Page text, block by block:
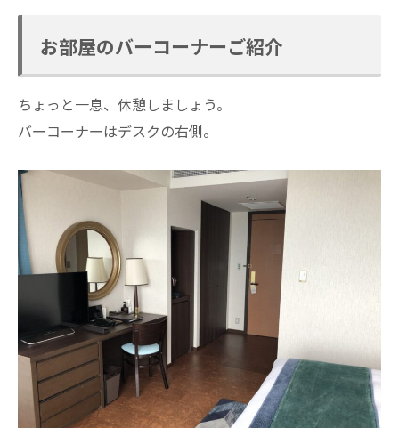
お部屋のバーコーナーご紹介
ちょっと一息、休憩しましょう。
バーコーナーはデスクの右側。